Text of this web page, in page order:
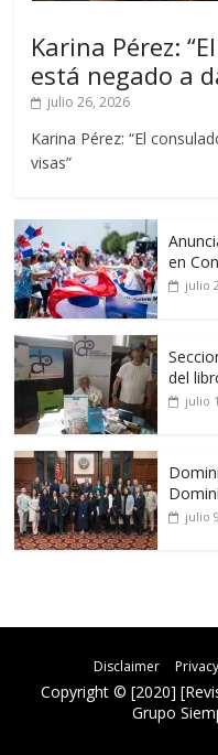
Karina Pérez:
está negado a
julio 26, 2026
Karina Pérez: “El
visas”
en
julio
del
julio
julio
Disclaimer Privacy
Copyright © [2020]
Grupo